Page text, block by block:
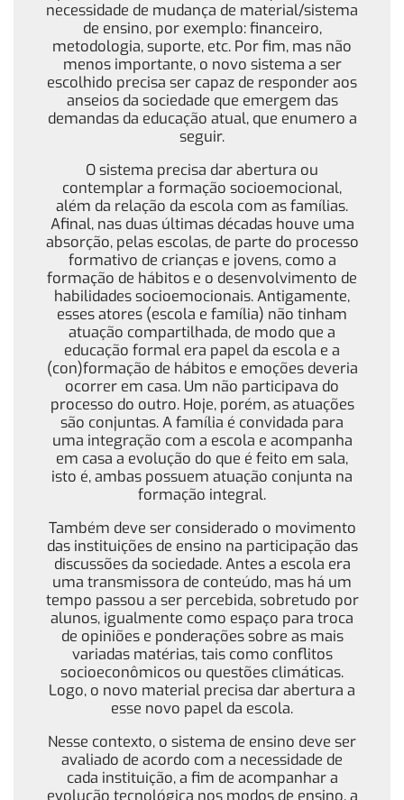
necessidade de mudança de material/sistema
de ensino, por exemplo: financeiro,
metodologia, suporte, etc. Por fim, mas não
menos importante, o novo sistema a ser
escolhido precisa ser capaz de responder aos
anseios da sociedade que emergem das
demandas da educação atual, que enumero a
seguir.
O sistema precisa dar abertura ou
contemplar a formação socioemocional,
além da relação da escola com as famílias.
Afinal, nas duas últimas décadas houve uma
absorção, pelas escolas, de parte do processo
formativo de crianças e jovens, como a
formação de hábitos e o desenvolvimento de
habilidades socioemocionais. Antigamente,
esses atores (escola e família) não tinham
atuação compartilhada, de modo que a
educação formal era papel da escola e a
(con)formação de hábitos e emoções deveria
ocorrer em casa. Um não participava do
processo do outro. Hoje, porém, as atuações
são conjuntas. A família é convidada para
uma integração com a escola e acompanha
em casa a evolução do que é feito em sala,
isto é, ambas possuem atuação conjunta na
formação integral.
Também deve ser considerado o movimento
das instituições de ensino na participação das
discussões da sociedade. Antes a escola era
uma transmissora de conteúdo, mas há um
tempo passou a ser percebida, sobretudo por
alunos, igualmente como espaço para troca
de opiniões e ponderações sobre as mais
variadas matérias, tais como conflitos
socioeconômicos ou questões climáticas.
Logo, o novo material precisa dar abertura a
esse novo papel da escola.
Nesse contexto, o sistema de ensino deve ser
avaliado de acordo com a necessidade de
cada instituição, a fim de acompanhar a
evolução tecnológica nos modos de ensino, a